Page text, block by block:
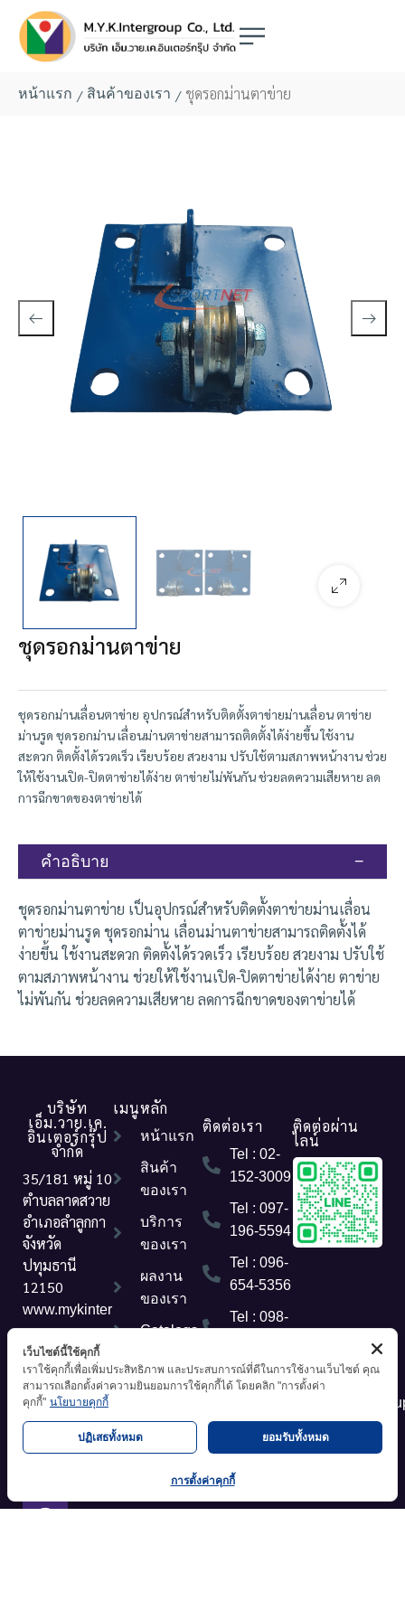
หน้าแรก / สินค้าของเรา / ชุดรอกม่านตาข่าย
ชุดรอกม่านตาข่าย
ชุดรอกม่านเลื่อนตาข่าย อุปกรณ์สำหรับติดตั้งตาข่ายม่านเลื่อน ตาข่าย
ม่านรูด ชุดรอกม่าน เลื่อนม่านตาข่ายสามารถติดตั้งได้ง่ายขึ้น ใช้งาน
สะดวก ติดตั้งได้รวดเร็ว เรียบร้อย สวยงาม ปรับใช้ตามสภาพหน้างาน ช่วย
ให้ใช้งานเปิด-ปิดตาข่ายได้ง่าย ตาข่ายไม่พันกัน ช่วยลดความเสียหาย ลด
การฉีกขาดของตาข่ายได้
คำอธิบาย
ชุดรอกม่านตาข่าย เป็นอุปกรณ์สำหรับติดตั้งตาข่ายม่านเลื่อน
ตาข่ายม่านรูด ชุดรอกม่าน เลื่อนม่านตาข่ายสามารถติดตั้งได้
ง่ายขึ้น ใช้งานสะดวก ติดตั้งได้รวดเร็ว เรียบร้อย สวยงาม ปรับใช้
ตามสภาพหน้างาน ช่วยให้ใช้งานเปิด-ปิดตาข่ายได้ง่าย ตาข่าย
ไม่พันกัน ช่วยลดความเสียหาย ลดการฉีกขาดของตาข่ายได้
บริษัท
เอ็ม.วาย.เค.
อินเตอร์กรุ๊ป
จำกัด
35/181 หมู่ 10
ตำบลลาดสวาย
อำเภอลำลูกกา
จังหวัด
ปทุมธานี
12150
www.mykinter
group.com
Tel :
097-
196-
5594
เมนูหลัก
หน้าแรก
สินค้า
ของเรา
บริการ
ของเรา
ผลงาน
ของเรา
Catalogs
บทความ
ติดต่อเรา
ติดต่อเรา
Tel : 02-
152-3009
Tel : 097-
196-5594
Tel : 096-
654-5356
Tel : 098-
mykintertrade@gmail.com
ติดต่อผ่าน
ไลน์
เว็บไซต์นี้ใช้คุกกี้
เราใช้คุกกี้เพื่อเพิ่มประสิทธิภาพ และประสบการณ์ที่ดีในการใช้งานเว็บไซต์ คุณ
สามารถเลือกตั้งค่าความยินยอมการใช้คุกกี้ได้ โดยคลิก "การตั้งค่า
คุกกี้" นโยบายคุกกี้
ปฏิเสธทั้งหมด ยอมรับทั้งหมด
การตั้งค่าคุกกี้